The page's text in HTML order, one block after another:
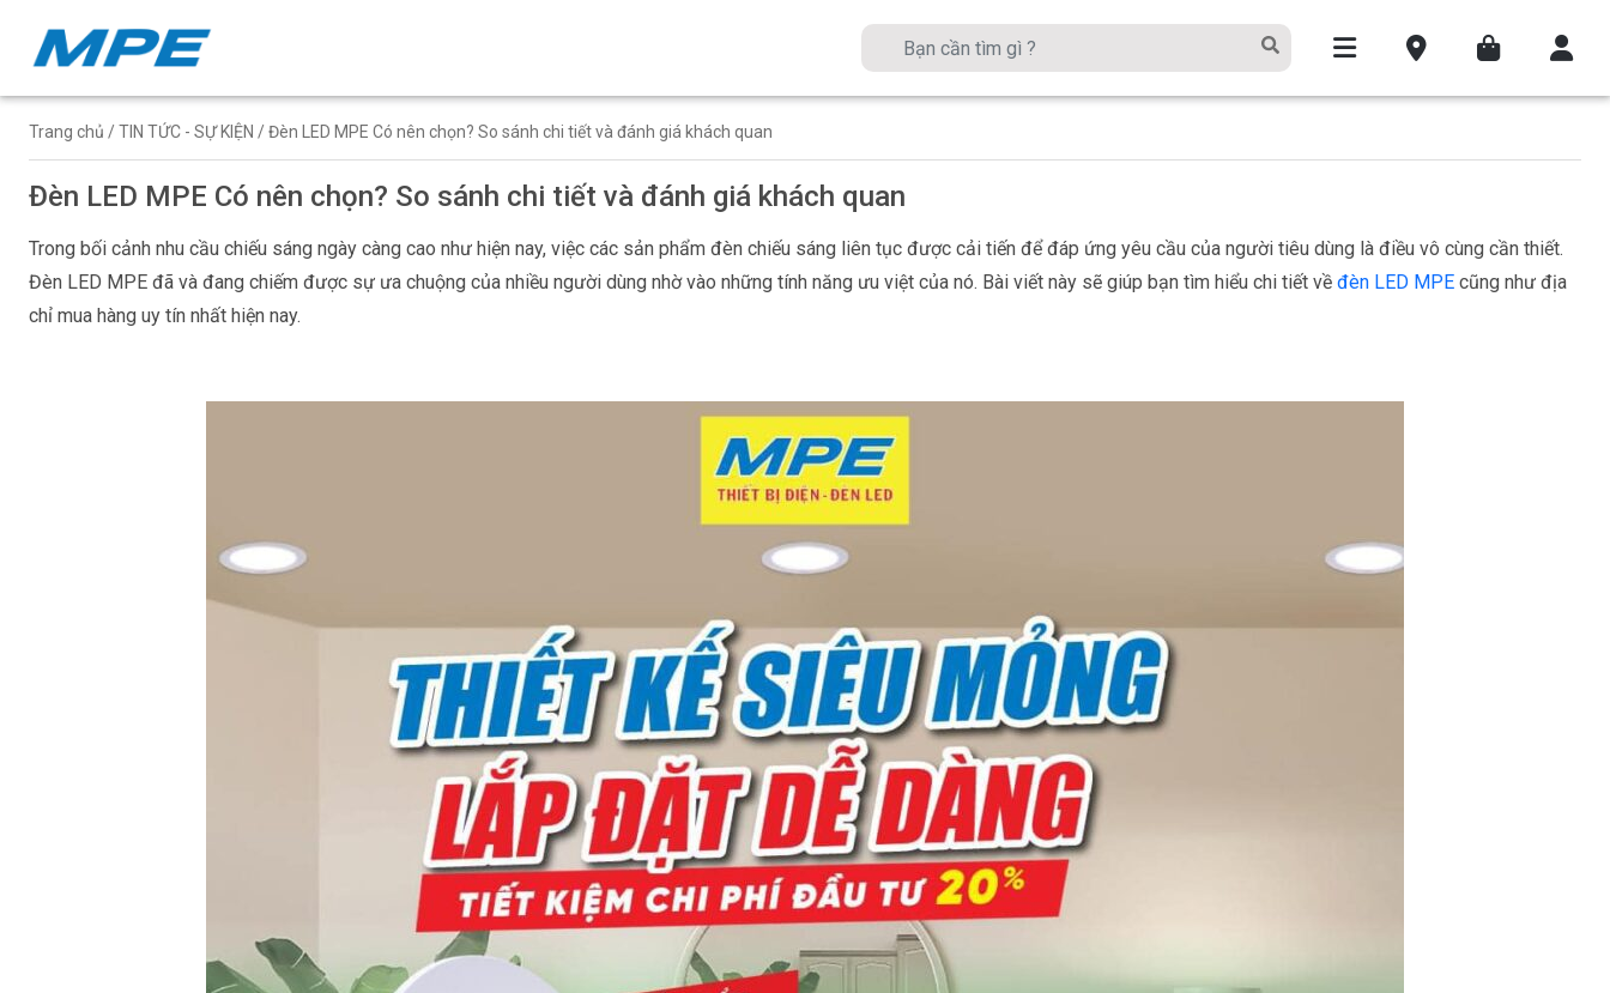
Trang chủ /TIN TỨC - SỰ KIỆN / Đèn LED MPE Có nên chọn? So sánh chi tiết và đánh giá khách quan
Đèn LED MPE Có nên chọn? So sánh chi tiết và đánh giá khách quan
Trong bối cảnh nhu cầu chiếu sáng ngày càng cao như hiện nay, việc các sản phẩm đèn chiếu sáng liên tục được cải tiến để đáp ứng yêu cầu của người tiêu dùng là điều vô cùng cần thiết.
Đèn LED MPE đã và đang chiếm được sự ưa chuộng của nhiều người dùng nhờ vào những tính năng ưu việt của nó. Bài viết này sẽ giúp bạn tìm hiểu chi tiết về đèn LED MPE cũng như địa
chỉ mua hàng uy tín nhất hiện nay.